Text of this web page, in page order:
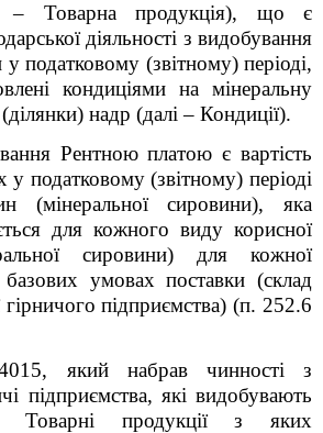
– Товарна продукція), що є
діяльності з видобування
податковому (звітному) періоді,
кондиціями на мінеральну
надр (далі – Кондиції).
Рентною платою є вартість
у податковому (звітному) періоді
(мінеральної сировини), яка
для кожного виду корисної
сировини) для кожної
умовах поставки (склад
гірничого підприємства) (п. 252.6
який набрав чинності з
підприємства, які видобувають
Товарні продукції з яких